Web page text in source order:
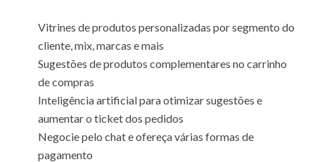
Vitrines de produtos personalizadas por segmento do
cliente, mix, marcas e mais
Sugestões de produtos complementares no carrinho
de compras
Inteligência artificial para otimizar sugestões e
aumentar o ticket dos pedidos
Negocie pelo chat e ofereça várias formas de
pagamento